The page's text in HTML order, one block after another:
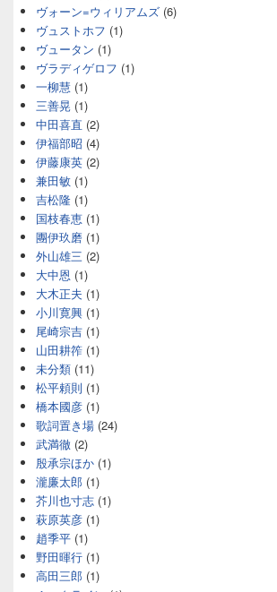
ヴォーン=ウィリアムズ (6)
ヴュストホフ (1)
ヴュータン (1)
ヴラディゲロフ (1)
一柳慧 (1)
三善晃 (1)
中田喜直 (2)
伊福部昭 (4)
伊藤康英 (2)
兼田敏 (1)
吉松隆 (1)
国枝春恵 (1)
團伊玖磨 (1)
外山雄三 (2)
大中恩 (1)
大木正夫 (1)
小川寛興 (1)
尾崎宗吉 (1)
山田耕筰 (1)
未分類 (11)
松平頼則 (1)
橋本國彦 (1)
歌詞置き場 (24)
武満徹 (2)
殷承宗ほか (1)
瀧廉太郎 (1)
芥川也寸志 (1)
萩原英彦 (1)
趙季平 (1)
野田暉行 (1)
高田三郎 (1)